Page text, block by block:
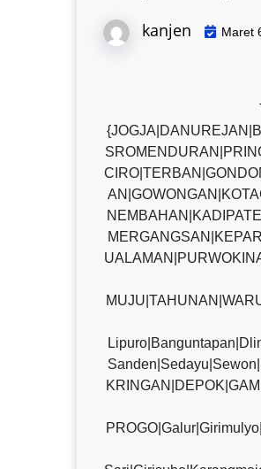
kanjen Maret